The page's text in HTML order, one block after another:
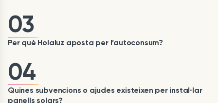
03
Per què Holaluz aposta per l’autoconsum?
04
Quines subvencions o ajudes existeixen per instal·lar
panells solars?